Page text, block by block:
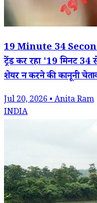
19 Minute 34
ट्रेंड कर रहा '19 मिनट
शेयर न करने की कानूनी
Jul 20, 2026 • Anita Ram
INDIA